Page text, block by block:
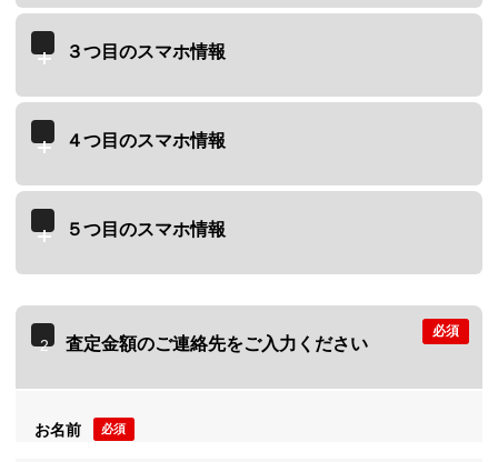
３つ目のスマホ情報
４つ目のスマホ情報
５つ目のスマホ情報
2 査定金額のご連絡先をご入力ください
必須
お名前 必須